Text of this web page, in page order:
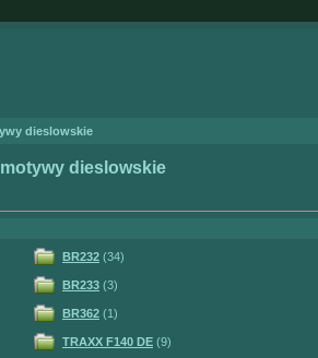
dieslowskie
dieslowskie
BR232 (34)
BR233 (3)
BR362 (1)
TRAXX F140 DE (9)